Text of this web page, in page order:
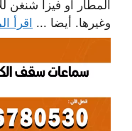
المطار أو فيزا شنغن
وغيرها. أيضا ... اقرأ